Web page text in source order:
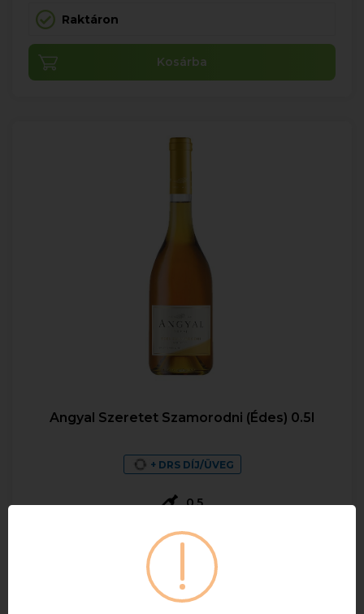
Raktáron
Kosárba
Angyal Szeretet Szamorodni (Édes) 0.5l
+ DRS DÍJ/ÜVEG
0,5
2 100 Ft